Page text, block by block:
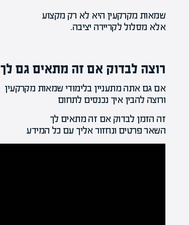
שמאות מקרקעין היא לא רק מקצוע
אלא מסלול לקריירה יציבה.
רוצה לבדוק אם זה מתאים גם לך
אם גם אתה מתעניין בלימודי שמאות מקרקעין
ורוצה להבין איך נכנסים לתחום
זה הזמן לבדוק אם זה מתאים לך
השאר פרטים ונחזור אליך עם כל המידע